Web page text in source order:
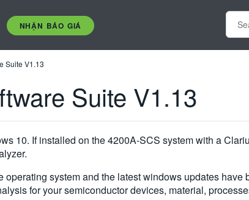
NHẬN BÁO GIÁ
Suite V1.13
Suite V1.13
10. If installed on the 4200A-SCS system with a
system and the latest windows updates
for your semiconductor devices, material,